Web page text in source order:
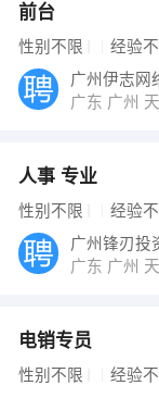
前台
性别不限 经验
广州伊志网
广东 广州
人事 专业
性别不限 经验
广州锋刃投
广东 广州
电销专员
性别不限 经验